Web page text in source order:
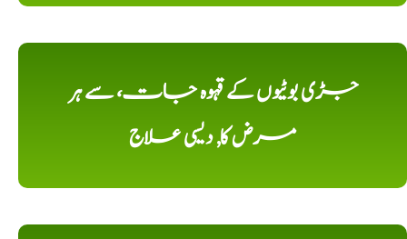
جڑی بوٹیوں کے قہوہ جات، سے ہر
مرض کا, دیسی علاج